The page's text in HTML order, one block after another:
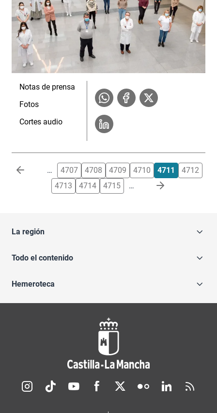
Notas de prensa
Fotos
Cortes audio
Paginación … 4707 4708 4709 4710 4711
4712
4713
4714 4715 …
La región
Todo el contenido
Hemeroteca
Redes sociales JCCM